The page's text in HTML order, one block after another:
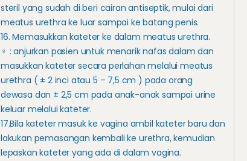
steril yang sudah di beri cairan antiseptik, mulai dari
meatus urethra ke luar sampai ke batang penis.
16. Memasukkan kateter ke dalam meatus urethra.
♀ : anjurkan pasien untuk menarik nafas dalam dan
masukkan kateter secara perlahan melalui meatus
urethra ( ± 2 inci atau 5 – 7,5 cm ) pada orang
dewasa dan ± 2,5 cm pada anak-anak sampai urine
keluar melalui kateter.
17.Bila kateter masuk ke vagina ambil kateter baru dan
lakukan pemasangan kembali ke urethra, kemudian
lepaskan kateter yang ada di dalam vagina.